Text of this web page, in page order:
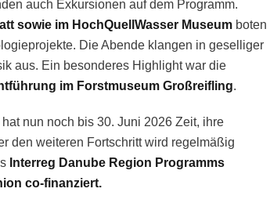
auch Exkursionen auf dem Programm.
sowie im HochQuellWasser Museumboten
Die Abende klangen in geselliger
aus. Ein besonderes Highlight war die
im Forstmuseum Großreifling.
nun noch bis 30. Juni 2026 Zeit, ihre
den weiteren Fortschritt wird regelmäßig
Interreg Danube Region Programms
co-finanziert.